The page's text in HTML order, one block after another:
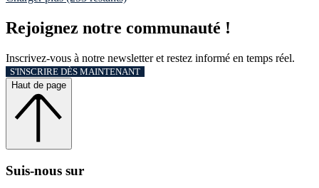
Rejoignez notre communauté !
Inscrivez-vous à notre newsletter et restez informé en temps réel.
S'INSCRIRE DÈS MAINTENANT
Haut de page
Suis‑nous sur